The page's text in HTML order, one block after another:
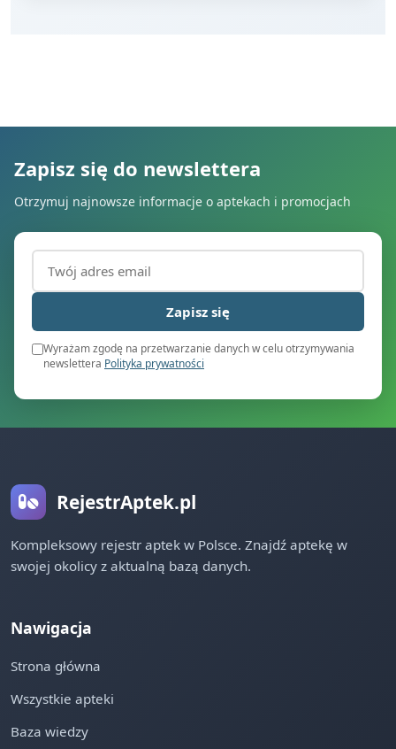
Zapisz się do newslettera
Otrzymuj najnowsze informacje o aptekach i promocjach
Adres email (wymagany)
Zapisz się
Wyrażam zgodę na przetwarzanie danych w celu otrzymywania
newslettera Polityka prywatności
RejestrAptek.pl
Kompleksowy rejestr aptek w Polsce. Znajdź aptekę w
swojej okolicy z aktualną bazą danych.
Nawigacja
Strona główna
Wszystkie apteki
Baza wiedzy